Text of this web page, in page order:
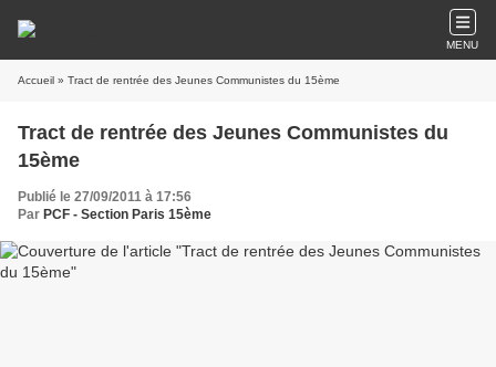
MENU
Accueil » Tract de rentrée des Jeunes Communistes du 15ème
Tract de rentrée des Jeunes Communistes du
15ème
Publié le 27/09/2011 à 17:56
Par PCF - Section Paris 15ème